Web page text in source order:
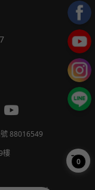
pageYoutube page
88016549
樓
0